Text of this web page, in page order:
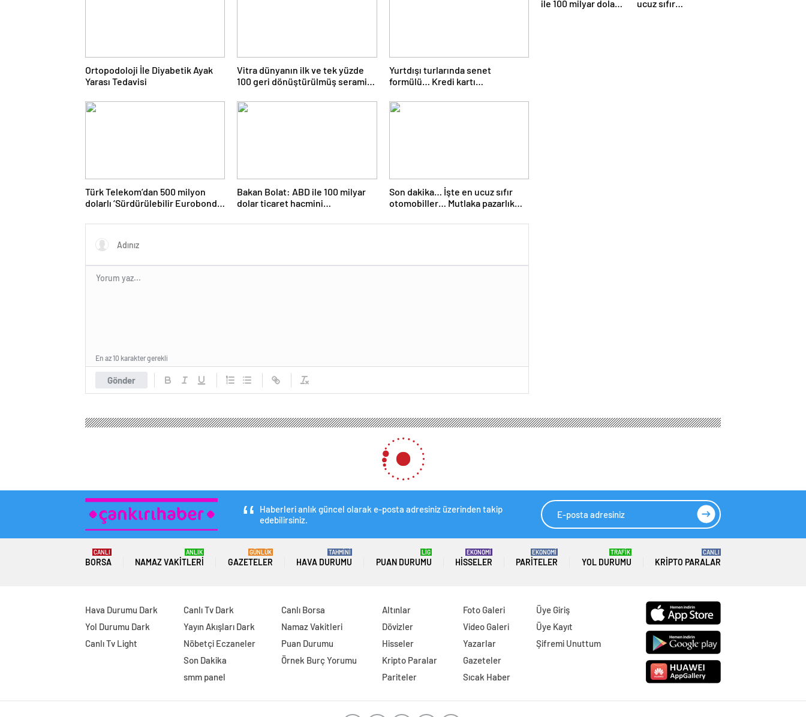
Ortopodoloji İle Diyabetik Ayak
Yarası Tedavisi
Vitra dünyanın ilk ve tek yüzde
100 geri dönüştürülmüş seramik
lavabo Türkiye’den
Yurtdışı turlarında senet
formülü… Kredi kartı
Türk Telekom’dan 500 milyon
dolarlı ‘Sürdürülebilir Eurobond’
Bakan Bolat: ABD ile 100 milyar
dolar ticaret hacmini
Son dakika… İşte en ucuz sıfır
otomobiller… Mutlaka pazarlık
Gönder
En az 10 karakter gerekli
ile 100 milyar dolar
ucuz sıfır
Haberleri anlık güncel olarak e-posta adresiniz üzerinden takip
edebilirsiniz.
BORSA
CANLI
NAMAZ VAKITLERI
ANLIK
GAZETELER
GÜNLÜK
HAVA DURUMU
TAHMİNİ
PUAN DURUMU
LİG
HISSELER
EKONOMİ
PARITELER
EKONOMİ
YOL DURUMU
TRAFİK
KRIPTO PARALAR
CANLI
Hava Durumu Dark
Yol Durumu Dark
Canlı Tv Light
Canlı Tv Dark
Yayın Akışları Dark
Nöbetçi Eczaneler
Son Dakika
smm panel
Canlı Borsa
Namaz Vakitleri
Puan Durumu
Örnek Burç Yorumu
Altınlar
Dövizler
Hisseler
Kripto Paralar
Pariteler
Foto Galeri
Video Galeri
Yazarlar
Gazeteler
Sıcak Haber
Üye Giriş
Üye Kayıt
Şifremi Unuttum